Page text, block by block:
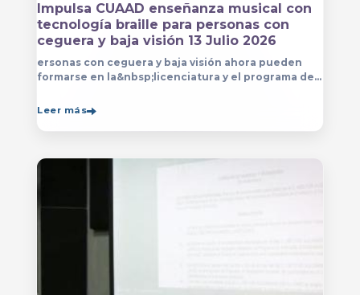
Impulsa CUAAD enseñanza musical con
tecnología braille para personas con
ceguera y baja visión 13 Julio 2026
ersonas con ceguera y baja visión ahora pueden
formarse en la&nbsp;licenciatura y el programa de
el&nbsp;
Leer más